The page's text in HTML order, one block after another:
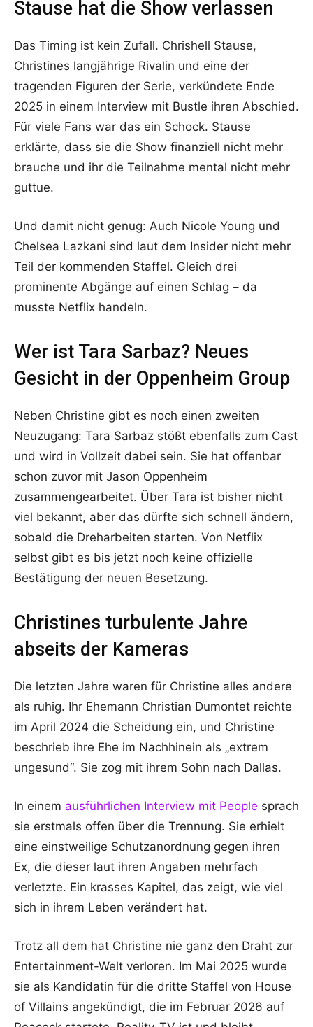
Stause hat die Show verlassen
Das Timing ist kein Zufall. Chrishell Stause,
Christines langjährige Rivalin und eine der
tragenden Figuren der Serie, verkündete Ende
2025 in einem Interview mit Bustle ihren Abschied.
Für viele Fans war das ein Schock. Stause
erklärte, dass sie die Show finanziell nicht mehr
brauche und ihr die Teilnahme mental nicht mehr
guttue.
Und damit nicht genug: Auch Nicole Young und
Chelsea Lazkani sind laut dem Insider nicht mehr
Teil der kommenden Staffel. Gleich drei
prominente Abgänge auf einen Schlag – da
musste Netflix handeln.
Wer ist Tara Sarbaz? Neues
Gesicht in der Oppenheim Group
Neben Christine gibt es noch einen zweiten
Neuzugang: Tara Sarbaz stößt ebenfalls zum Cast
und wird in Vollzeit dabei sein. Sie hat offenbar
schon zuvor mit Jason Oppenheim
zusammengearbeitet. Über Tara ist bisher nicht
viel bekannt, aber das dürfte sich schnell ändern,
sobald die Dreharbeiten starten. Von Netflix
selbst gibt es bis jetzt noch keine offizielle
Bestätigung der neuen Besetzung.
Christines turbulente Jahre
abseits der Kameras
Die letzten Jahre waren für Christine alles andere
als ruhig. Ihr Ehemann Christian Dumontet reichte
im April 2024 die Scheidung ein, und Christine
beschrieb ihre Ehe im Nachhinein als „extrem
ungesund“. Sie zog mit ihrem Sohn nach Dallas.
In einem ausführlichen Interview mit People sprach
sie erstmals offen über die Trennung. Sie erhielt
eine einstweilige Schutzanordnung gegen ihren
Ex, die dieser laut ihren Angaben mehrfach
verletzte. Ein krasses Kapitel, das zeigt, wie viel
sich in ihrem Leben verändert hat.
Trotz all dem hat Christine nie ganz den Draht zur
Entertainment-Welt verloren. Im Mai 2025 wurde
sie als Kandidatin für die dritte Staffel von House
of Villains angekündigt, die im Februar 2026 auf